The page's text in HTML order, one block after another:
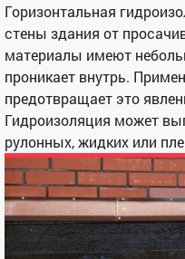
Горизонтальная
стены здания от
материалы имеют
проникает внутрь.
предотвращает это
Гидроизоляция может
рулонных, жидких или